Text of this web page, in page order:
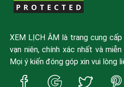
XEM LỊCH ÂM là trang cung
vạn niên, chính xác nhất và
Mọi ý kiến đóng góp xin vui lòng
Trang
Trang
Trang
Trang